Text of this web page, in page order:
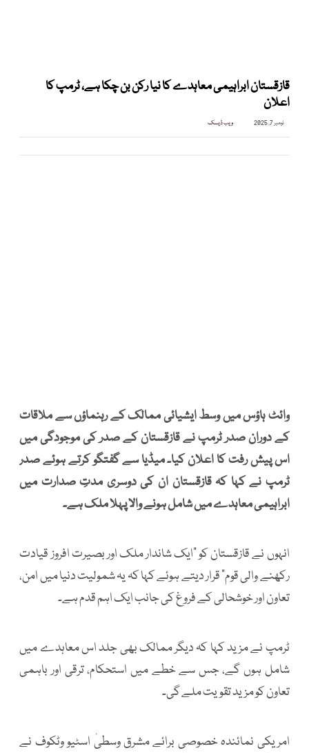
قازقستان ابراہیمی معاہدے کا نیا رکن بن چکا ہے، ٹرمپ کا
اعلان
نومبر 7, 2025 ویب ڈیسک
وائٹ ہاؤس میں وسط ایشیائی ممالک کے رہنماؤں سے ملاقات
کے دوران صدر ٹرمپ نے قازقستان کے صدر کی موجودگی میں
اس پیش رفت کا اعلان کیا۔ میڈیا سے گفتگو کرتے ہوئے صدر
ٹرمپ نے کہا کہ قازقستان ان کی دوسری مدتِ صدارت میں
ابراہیمی معاہدے میں شامل ہونے والا پہلا ملک ہے۔
انہوں نے قازقستان کو "ایک شاندار ملک اور بصیرت افروز قیادت
رکھنے والی قوم" قرار دیتے ہوئے کہا کہ یہ شمولیت دنیا میں امن،
تعاون اور خوشحالی کے فروغ کی جانب ایک اہم قدم ہے۔
ٹرمپ نے مزید کہا کہ دیگر ممالک بھی جلد اس معاہدے میں
شامل ہوں گے، جس سے خطے میں استحکام، ترقی اور باہمی
تعاون کو مزید تقویت ملے گی۔
امریکی نمائندہ خصوصی برائے مشرق وسطیٰ اسٹیو وٹکوف نے